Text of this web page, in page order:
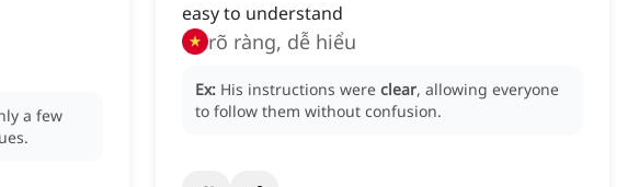
a few
easy to understand
rõ ràng, dễ hiểu
Ex: His instructions were clear, allowing everyone
to follow them without confusion.